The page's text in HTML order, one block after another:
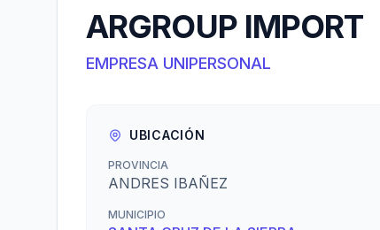
ARGROUP IMPORT
EMPRESA UNIPERSONAL
UBICACIÓN
PROVINCIA
ANDRES IBAÑEZ
MUNICIPIO